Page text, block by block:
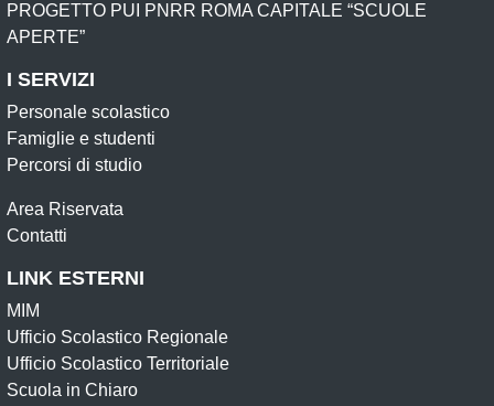
PROGETTO PUI PNRR ROMA CAPITALE “SCUOLE
APERTE”
I SERVIZI
Personale scolastico
Famiglie e studenti
Percorsi di studio
Area Riservata
Contatti
LINK ESTERNI
MIM
Ufficio Scolastico Regionale
Ufficio Scolastico Territoriale
Scuola in Chiaro